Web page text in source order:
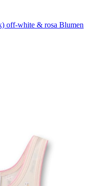
off-white & rosa Blumen